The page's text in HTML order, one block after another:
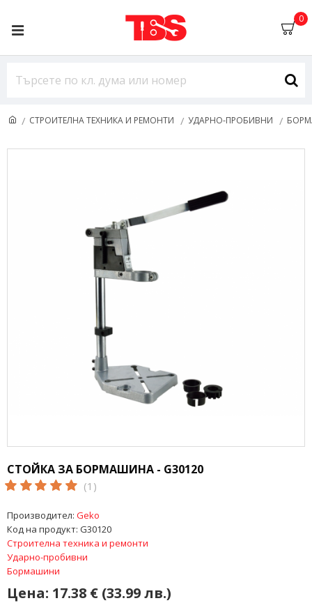
0
СТРОИТЕЛНА ТЕХНИКА И РЕМОНТИ УДАРНО-ПРОБИВНИ
СТОЙКА ЗА БОРМАШИНА - G30120
(1)
Цена: 17.38 € (33.99 лв.)
Производител: Geko
Код на продукт: G30120
Строителна техника и ремонти
Ударно-пробивни
Бормашини